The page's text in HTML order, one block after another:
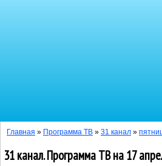
Главная » Программа ТВ » 31 канал »
31 канал. Программа ТВ на 17